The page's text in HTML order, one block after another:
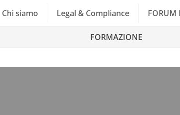
Chi siamo Legal & Compliance
FORMAZIONE